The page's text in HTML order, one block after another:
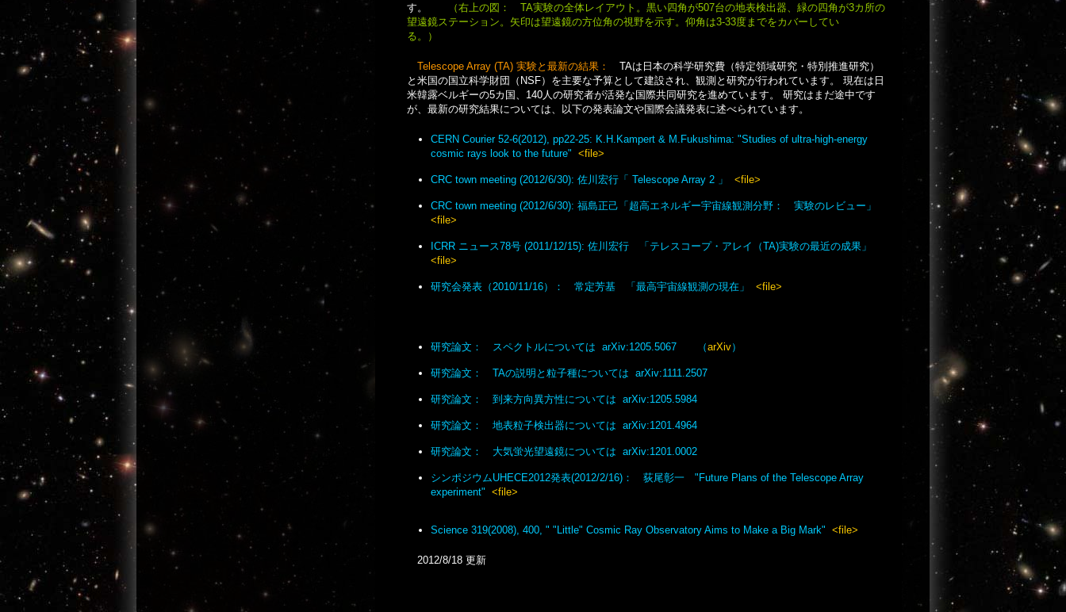
す。
（右上の図： TA実験の全体レイアウト。黒い四角が507台の地表検出器、緑の四角が3カ所の
望遠鏡ステーション。矢印は望遠鏡の方位角の視野を示す。仰角は3-33度までをカバーしてい
る。）
Telescope Array (TA) 実験と最新の結果： TAは日本の科学研究費（特定領域研究・特別推進研究）
と米国の国立科学財団（NSF）を主要な予算として建設され、観測と研究が行われています。 現在は日
米韓露ベルギーの5カ国、140人の研究者が活発な国際共同研究を進めています。 研究はまだ途中です
が、最新の研究結果については、以下の発表論文や国際会議発表に述べられています。
CERN Courier 52-6(2012), pp22-25: K.H.Kampert & M.Fukushima: "Studies of ultra-high-energy
cosmic rays look to the future" <file>
CRC town meeting (2012/6/30): 佐川宏行「 Telescope Array 2 」 <file>
CRC town meeting (2012/6/30): 福島正己「超高エネルギー宇宙線観測分野： 実験のレビュー」
<file>
ICRR ニュース78号 (2011/12/15): 佐川宏行 「テレスコープ・アレイ（TA)実験の最近の成果」
<file>
研究会発表（2010/11/16）： 常定芳基 「最高宇宙線観測の現在」 <file>
研究論文： スペクトルについては arXiv:1205.5067 （arXiv）
研究論文： TAの説明と粒子種については arXiv:1111.2507
研究論文： 到来方向異方性については arXiv:1205.5984
研究論文： 地表粒子検出器については arXiv:1201.4964
研究論文： 大気蛍光望遠鏡については arXiv:1201.0002
シンポジウムUHECE2012発表(2012/2/16)： 荻尾彰一 "Future Plans of the Telescope Array
experiment" <file>
Science 319(2008), 400, " "Little" Cosmic Ray Observatory Aims to Make a Big Mark" <file>
2012/8/18 更新